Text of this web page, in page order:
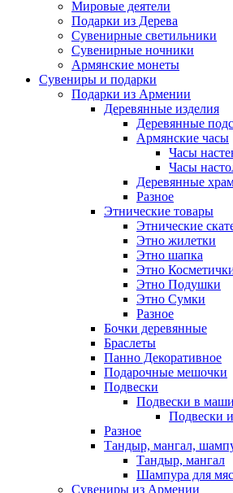
Мировые деятели
Подарки из Дерева
Сувенирные светильники
Сувенирные ночники
Армянские монеты
Сувениры и подарки
Подарки из Армении
Деревянные изделия
Деревянные
Армянские часы
Часы
Часы
Деревянные
Разное
Этнические товары
Этнические
Этно жилетки
Этно шапка
Этно
Этно Подушки
Этно Сумки
Разное
Бочки деревянные
Браслеты
Панно Декоративное
Подарочные мешочки
Подвески
Подвески в
Подвески
Разное
Тандыр, мангал,
Тандыр, мангал
Шампура для
Сувениры из Армении